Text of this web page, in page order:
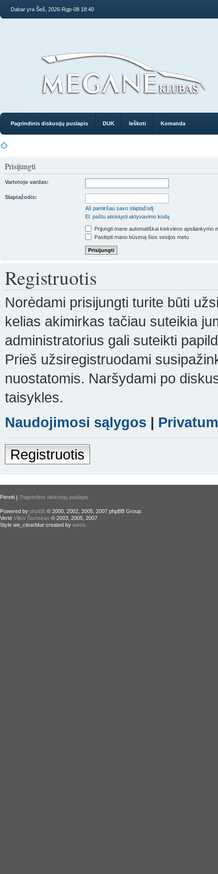
Dabar yra Šeš, 2026-Rgp-08 18:40
Pagrindinis diskusijų puslapis DUK Ieškoti Komanda
Prisijungti
Vartotojo vardas:
Slaptažodis:
Aš pamiršau savo slaptažodį
El. paštu atsisiųsti aktyvavimo kodą
Prijungti mane automatiškai kiekvieno apsilankymo
Paslėpti mano būseną šios sesijos metu
Registruotis
Norėdami prisijungti turite būti
kelias akimirkas tačiau suteikia
administratorius gali suteikti
Prieš užsiregistruodami
nuostatomis. Naršydami po
taisykles.
Naudojimosi sąlygos |
Registruotis
Pereiti į: Pagrindinis diskusijų puslapis
Powered by phpBB © 2000, 2002, 2005, 2007 phpBB Group.
Vertė Vilius Šumskas © 2003, 2005, 2007
Style we_clearblue created by weeb